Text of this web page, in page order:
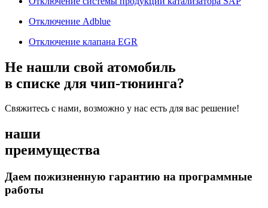
Отключение Adblue
Отключение клапана EGR
Не нашли свой атомобиль
в списке для чип-тюнинга?
Свяжитесь с нами, возможно у нас есть для вас решение!
наши
преимущества
Даем пожизненную гарантию на программные
работы